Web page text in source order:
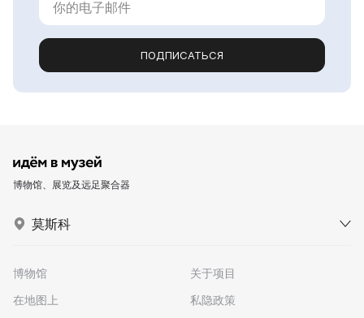
ПОДПИСАТЬСЯ
博物馆、展览及远足聚合器
莫斯科
博物馆
在地图上
关于项目
私隐政策